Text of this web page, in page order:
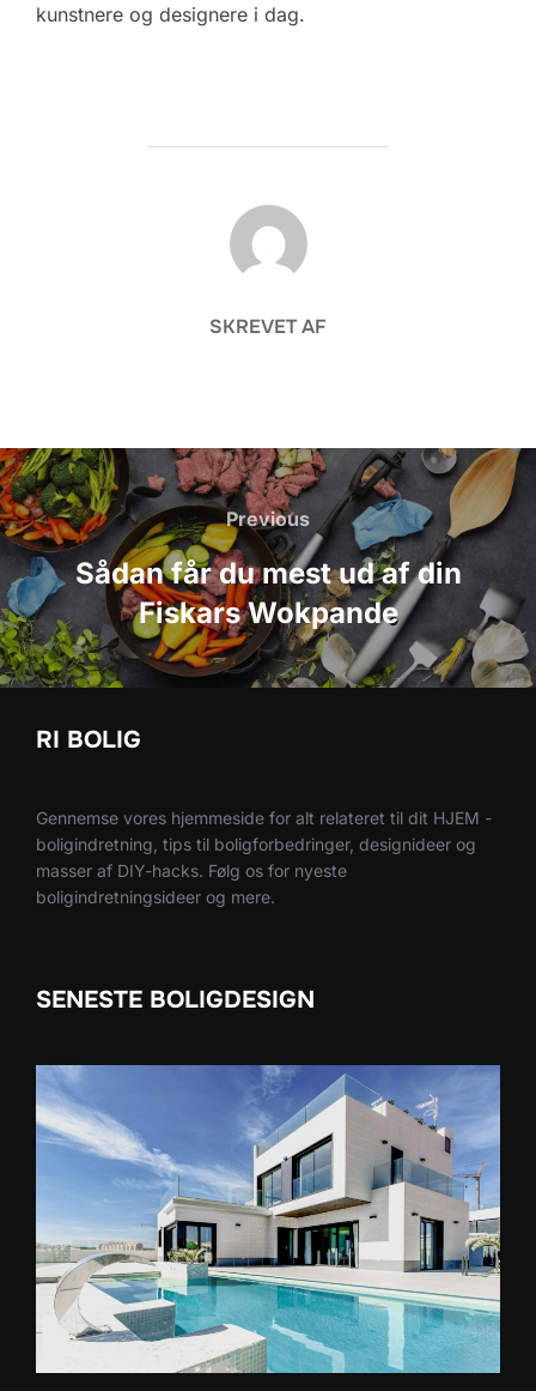
kunstnere og designere i dag.
FORFATTER
SKREVET AF
Indlægsnavigation
Previous
Previous
Sådan får du mest ud af din
Fiskars Wokpande
RI BOLIG
Gennemse vores hjemmeside for alt relateret til dit HJEM -
boligindretning, tips til boligforbedringer, designideer og
masser af DIY-hacks. Følg os for nyeste
boligindretningsideer og mere.
SENESTE BOLIGDESIGN